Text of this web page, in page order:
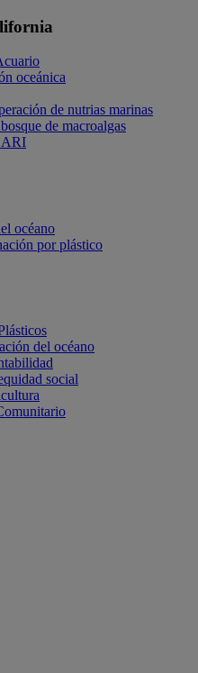
oceánica
de nutrias marinas
de macroalgas
océano
por plástico
del océano
social